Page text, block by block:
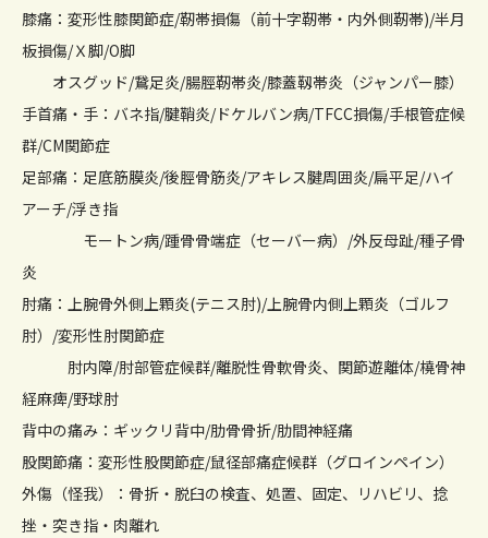
膝痛：変形性膝関節症/靭帯損傷（前十字靭帯・内外側靭帯)/半月
板損傷/Ｘ脚/O脚
オスグッド/鵞足炎/腸脛靭帯炎/膝蓋靱帯炎（ジャンパー膝）
手首痛・手：バネ指/腱鞘炎/ドケルバン病/TFCC損傷/手根管症候
群/CM関節症
足部痛：足底筋膜炎/後脛骨筋炎/アキレス腱周囲炎/扁平足/ハイ
アーチ/浮き指
モートン病/踵骨骨端症（セーバー病）/外反母趾/種子骨
炎
肘痛：上腕骨外側上顆炎(テニス肘)/上腕骨内側上顆炎（ゴルフ
肘）/変形性肘関節症
肘内障/肘部管症候群/離脱性骨軟骨炎、関節遊離体/橈骨神
経麻痺/野球肘
背中の痛み：ギックリ背中/肋骨骨折/肋間神経痛
股関節痛：変形性股関節症/鼠径部痛症候群（グロインペイン）
外傷（怪我）：骨折・脱臼の検査、処置、固定、リハビリ、捻
挫・突き指・肉離れ